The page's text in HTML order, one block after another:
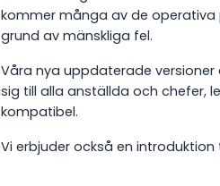
kommer många av de
grund av mänskliga fel.
Våra nya uppdaterade
sig till alla anställda och chefer,
kompatibel.
Vi erbjuder också en introduktion